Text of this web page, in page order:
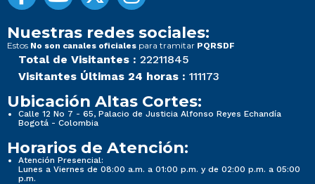
Nuestras redes sociales:
Estos No son canales oficiales para tramitar PQRSDF
Total de Visitantes : 22211845
Visitantes Últimas 24 horas : 111173
Ubicación Altas Cortes:
Calle 12 No 7 - 65, Palacio de Justicia Alfonso Reyes Echandía
Bogotá - Colombia
Horarios de Atención:
Atención Presencial:
Lunes a Viernes de 08:00 a.m. a 01:00 p.m. y de 02:00 p.m. a 05:00
p.m.